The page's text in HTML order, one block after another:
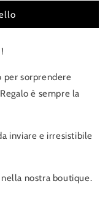
per sorprendere
è sempre la
inviare e irresistibile
nostra boutique.